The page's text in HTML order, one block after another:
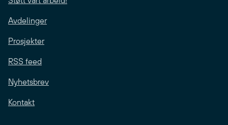
Avdelinger
Prosjekter
RSS feed
Nyhetsbrev
Kontakt